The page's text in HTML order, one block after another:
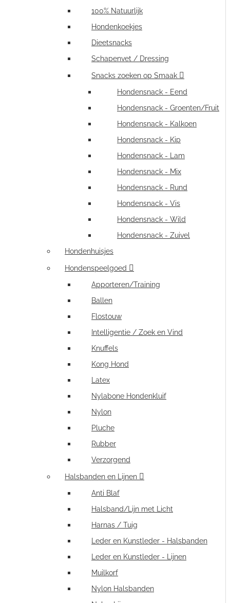
100% Natuurlijk
Hondenkoekjes
Dieetsnacks
Schapenvet / Dressing
Snacks zoeken op Smaak
Hondensnack - Eend
Hondensnack - Groenten/Fruit
Hondensnack - Kalkoen
Hondensnack - Kip
Hondensnack - Lam
Hondensnack - Mix
Hondensnack - Rund
Hondensnack - Vis
Hondensnack - Wild
Hondensnack - Zuivel
Hondenhuisjes
Hondenspeelgoed
Apporteren/Training
Ballen
Flostouw
Intelligentie / Zoek en Vind
Knuffels
Kong Hond
Latex
Nylabone Hondenkluif
Nylon
Pluche
Rubber
Verzorgend
Halsbanden en Lijnen
Anti Blaf
Halsband/Lijn met Licht
Harnas / Tuig
Leder en Kunstleder - Halsbanden
Leder en Kunstleder - Lijnen
Muilkorf
Nylon Halsbanden